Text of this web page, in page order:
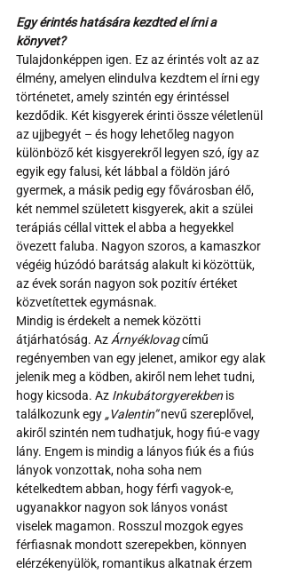
Egy érintés hatására kezdted el írni a
könyvet?
Tulajdonképpen igen. Ez az érintés volt az az
élmény, amelyen elindulva kezdtem el írni egy
történetet, amely szintén egy érintéssel
kezdődik. Két kisgyerek érinti össze véletlenül
az ujjbegyét – és hogy lehetőleg nagyon
különböző két kisgyerekről legyen szó, így az
egyik egy falusi, két lábbal a földön járó
gyermek, a másik pedig egy fővárosban élő,
két nemmel született kisgyerek, akit a szülei
terápiás céllal vittek el abba a hegyekkel
övezett faluba. Nagyon szoros, a kamaszkor
végéig húzódó barátság alakult ki közöttük,
az évek során nagyon sok pozitív értéket
közvetítettek egymásnak.
Mindig is érdekelt a nemek közötti
átjárhatóság. Az Árnyéklovag című
regényemben van egy jelenet, amikor egy alak
jelenik meg a ködben, akiről nem lehet tudni,
hogy kicsoda. Az Inkubátorgyerekben is
találkozunk egy „Valentin” nevű szereplővel,
akiről szintén nem tudhatjuk, hogy fiú-e vagy
lány. Engem is mindig a lányos fiúk és a fiús
lányok vonzottak, noha soha nem
kételkedtem abban, hogy férfi vagyok-e,
ugyanakkor nagyon sok lányos vonást
viselek magamon. Rosszul mozgok egyes
férfiasnak mondott szerepekben, könnyen
elérzékenyülök, romantikus alkatnak érzem